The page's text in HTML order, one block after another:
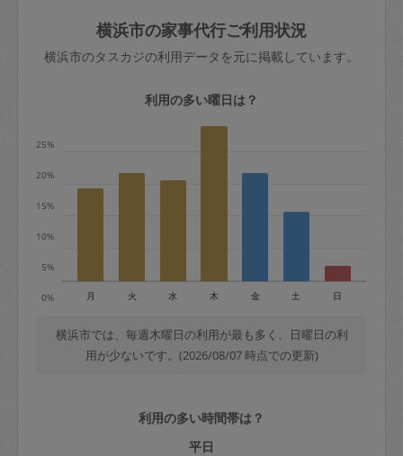
依頼者不在による当日キャンセル＝依頼
金額の100%＋交通費全額
※例：依頼日時／土曜日午前9時開始の場
50%
金曜日9時～土曜日8時まで＝依頼金額の
＋交通費全額
依頼者不在による当日キャンセル＝依頼
金額の100%＋交通費全額
定期契約をキャンセルする場合、毎週定
期は月2回まで隔週定期は月1回までキャ
きた場合は損害保険の対象外となるので
ご注意ください。
玉、など
あわせてこちらも参照ください：初めて
はありますか？
横浜市の家事代行ご利用状況
横浜市のタスカジの利用データを元に掲載しています。
利用の多い曜日は？
0%
5%
10%
15%
20%
25%
月 火 水 木 金 土 日
横浜市では、毎週木曜日の利用が最も多く、日曜日の利
用が少ないです。(2026/08/07 時点での更新)
利用の多い時間帯は？
平日